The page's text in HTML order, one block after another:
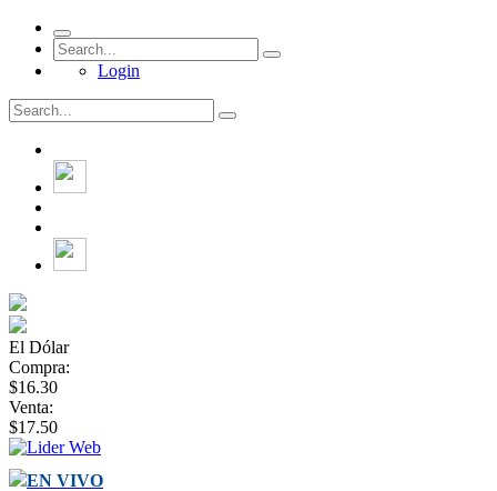
Login
El Dólar
Compra:
$16.30
Venta:
$17.50
EN VIVO